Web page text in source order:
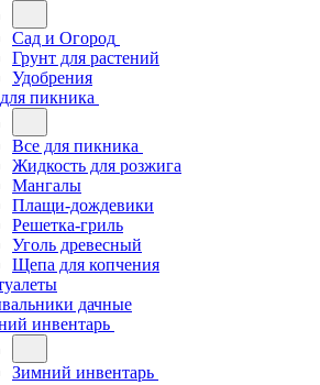
Сад и Огород
Грунт для растений
Удобрения
пикника
Все для пикника
Жидкость для розжига
Мангалы
Плащи-дождевики
Решетка-гриль
Уголь древесный
Щепа для копчения
дачные
инвентарь
Зимний инвентарь